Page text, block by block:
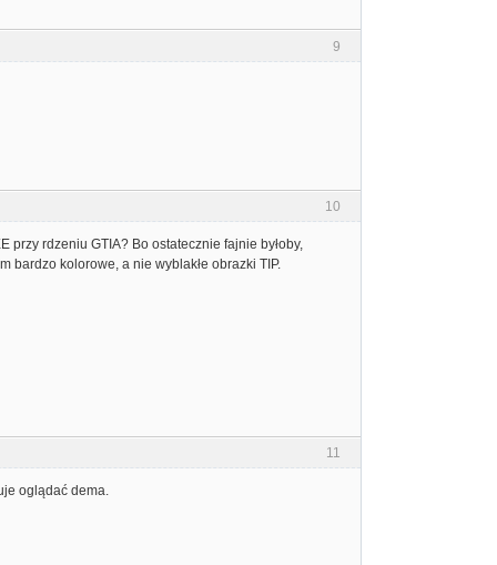
9
10
przy rdzeniu GTIA? Bo ostatecznie fajnie byłoby,
bardzo kolorowe, a nie wyblakłe obrazki TIP.
11
oglądać dema.